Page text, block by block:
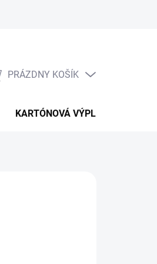
NÁKUPNÝ
PRÁZDNY KOŠÍK
KARTÓNOVÁ VÝPLŇ